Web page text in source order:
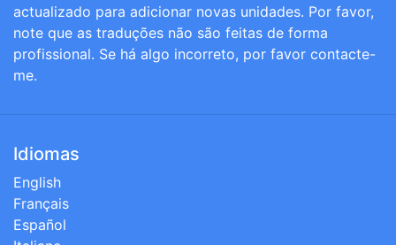
actualizado para adicionar novas unidades. Por favor,
note que as traduções não são feitas de forma
profissional. Se há algo incorreto, por favor contacte-
me.
Idiomas
English
Français
Español